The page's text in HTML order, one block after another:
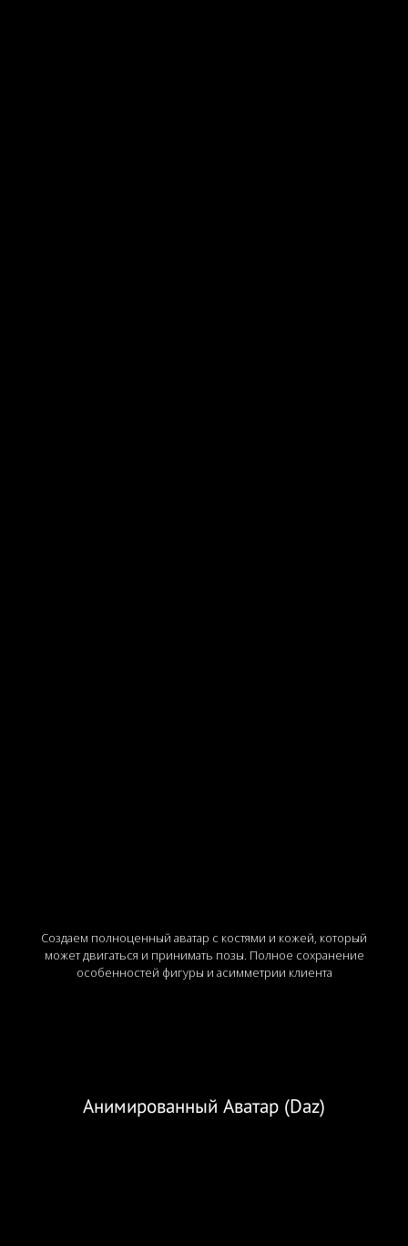
Создаем полноценный аватар с костями и кожей, который
может двигаться и принимать позы. Полное сохранение
особенностей фигуры и асимметрии клиента
Анимированный Аватар (Daz)